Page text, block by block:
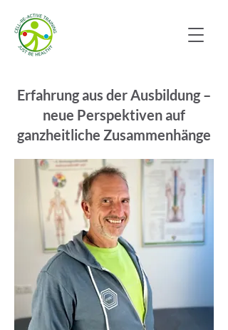
Erfahrung aus der Ausbildung –
neue Perspektiven auf
ganzheitliche Zusammenhänge